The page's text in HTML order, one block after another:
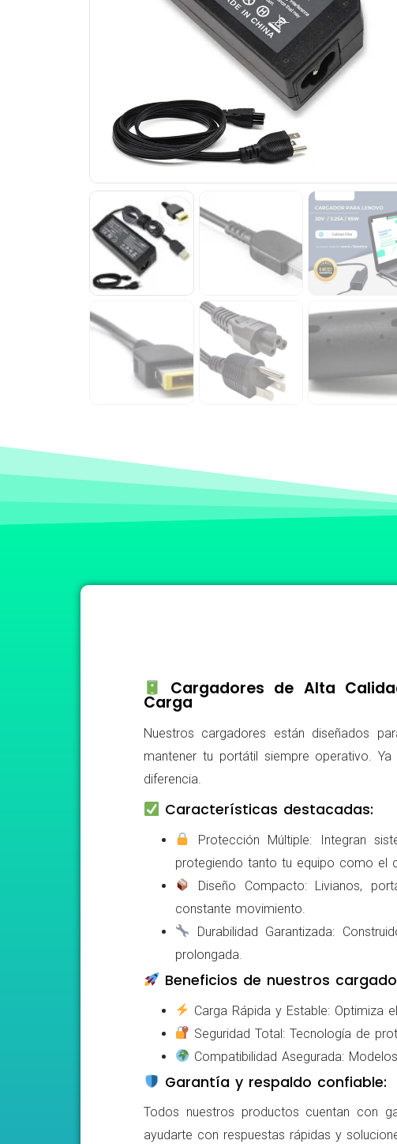
Cargadores de Alta
Carga
Nuestros cargadores están diseñados
mantener tu portátil siempre operativo.
diferencia.
Características destacadas:
Protección Múltiple: Integran
protegiendo tanto tu equipo como el
Diseño Compacto: Livianos,
constante movimiento.
Durabilidad Garantizada:
prolongada.
Beneficios de nuestros
Carga Rápida y Estable: Optimiza
Seguridad Total: Tecnología de
Compatibilidad Asegurada:
Garantía y respaldo confiable:
Todos nuestros productos cuentan con
ayudarte con respuestas rápidas y